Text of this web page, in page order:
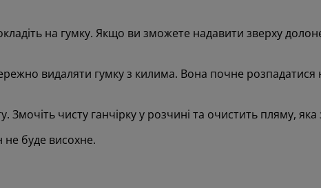
на гумку. Якщо ви зможете надавити зверху
видаляти гумку з килима. Вона почне
чисту ганчірку у розчині та очистить пляму,
буде висохне.